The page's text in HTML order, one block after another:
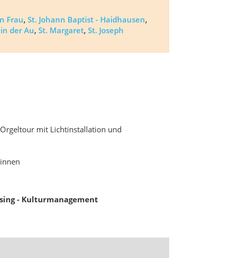
Frau, St. Johann Baptist - Haidhausen,
der Au, St. Margaret, St. Joseph
mit Lichtinstallation und
- Kulturmanagement